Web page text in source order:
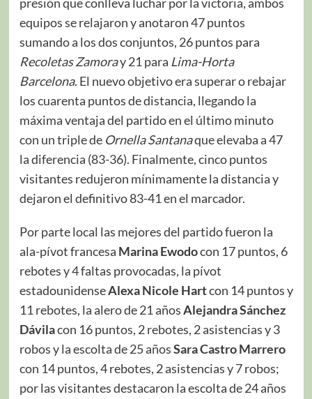
equipos se relajaron y anotaron 47 puntos
sumando a los dos conjuntos, 26 puntos para
Recoletas Zamoray 21 para Lima-Horta
Barcelona. El nuevo objetivo era superar o rebajar
los cuarenta puntos de distancia, llegando la
máxima ventaja del partido en el último minuto
con un triple de Ornella Santanaque elevaba a 47
la diferencia (83-36). Finalmente, cinco puntos
visitantes redujeron mínimamente la distancia y
dejaron el definitivo 83-41 en el marcador.
Por parte local las mejores del partido fueron la
ala-pívot francesa Marina Ewodocon 17 puntos, 6
rebotes y 4 faltas provocadas, la pívot
estadounidenseAlexa Nicole Hartcon 14 puntos y
11 rebotes, la alero de 21 añosAlejandra Sánchez
Dávilacon 16 puntos, 2 rebotes, 2 asistencias y 3
robos y la escolta de 25 añosSara Castro Marrero
con 14 puntos, 4 rebotes, 2 asistencias y 7 robos;
por las visitantes destacaron la escolta de 24 años